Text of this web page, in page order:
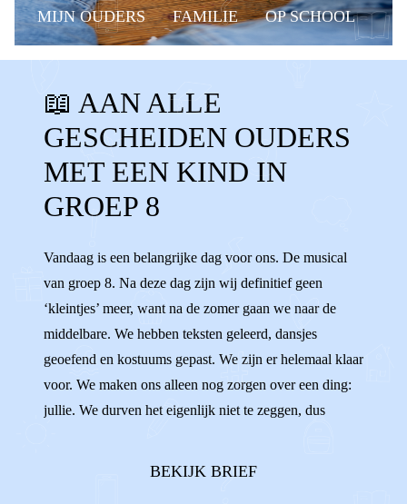
MIJN OUDERS FAMILIE OP SCHOOL
BELANGRIJKE MOMENTEN GROEP 8
MUSICAL EINDMUSICAL
GROEP 8 MUSICAL RAPPORT
MIDDELBARE BASISSCHOOL
LAGERE SCHOOL
OMA'S NAAST ELKAAR
📖 AAN ALLE
GESCHEIDEN OUDERS
MET EEN KIND IN
GROEP 8
Vandaag is een belangrijke dag voor ons. De musical
van groep 8. Na deze dag zijn wij definitief geen
‘kleintjes’ meer, want na de zomer gaan we naar de
middelbare. We hebben teksten geleerd, dansjes
geoefend en kostuums gepast. We zijn er helemaal klaar
voor. We maken ons alleen nog zorgen over een ding:
jullie. We durven het eigenlijk niet te zeggen, dus
BEKIJK BRIEF